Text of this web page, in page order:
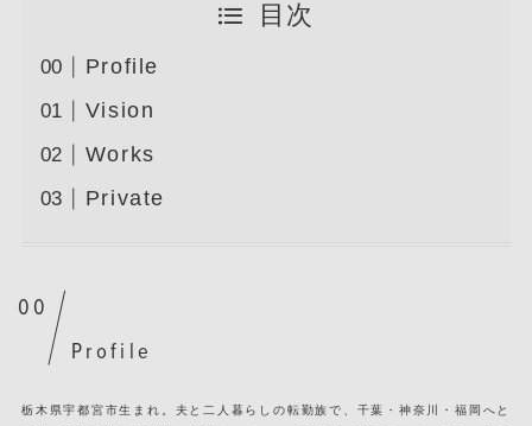
目次
Profile
Vision
Works
Private
Profile
栃木県宇都宮市生まれ。夫と二人暮らしの転勤族で、千葉・神奈川・福岡へと